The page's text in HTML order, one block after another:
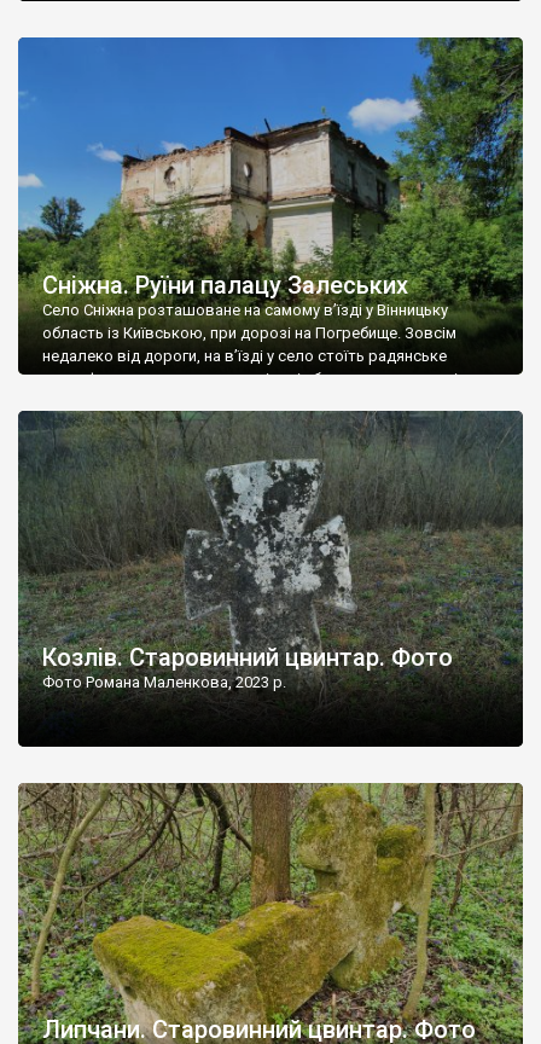
Наддністрянське відрізняється від більшості навколишніх
сіл. У селі є мурована Михайлівська церква. Точної дати […]
Сніжна. Руїни палацу Залеських
Село Сніжна розташоване на самому в’їзді у Вінницьку
область із Київською, при дорозі на Погребище. Зовсім
недалеко від дороги, на в’їзді у село стоїть радянське
рельєфне пано, яке показує жінку і яблуню, а трохи далі, десь
не видно, але видно дві стареньких колії у траві – […]
Козлів. Старовинний цвинтар. Фото
Фото Романа Маленкова, 2023 р.
Липчани. Старовинний цвинтар. Фото